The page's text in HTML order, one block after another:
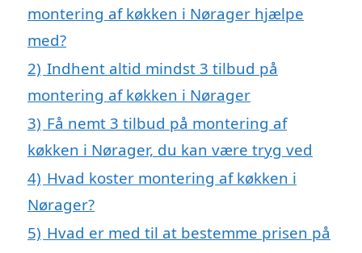
montering af køkken i Nørager hjælpe
med?
2) Indhent altid mindst 3 tilbud på
montering af køkken i Nørager
3) Få nemt 3 tilbud på montering af
køkken i Nørager, du kan være tryg ved
4) Hvad koster montering af køkken i
Nørager?
5) Hvad er med til at bestemme prisen på